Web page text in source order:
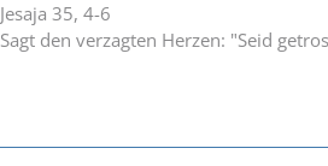
Jesaja 35, 4-6
Sagt den verzagten Herzen: "Seid